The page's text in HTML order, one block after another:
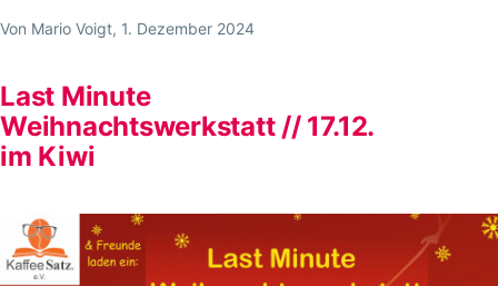
Von Mario Voigt, 1. Dezember 2024
Last Minute
Weihnachtswerkstatt // 17.12.
im Kiwi